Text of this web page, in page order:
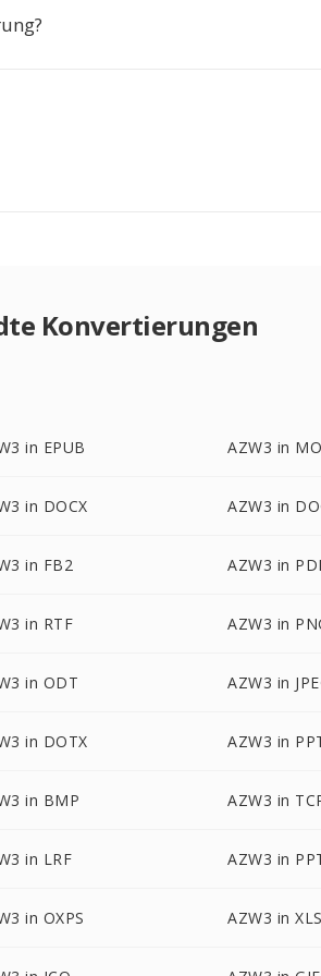
Konvertierungen
in EPUB AZW3 in
in DOCX AZW3 in
in FB2 AZW3 in
in RTF AZW3 in
in ODT AZW3 in
in DOTX AZW3 in
in BMP AZW3 in
in LRF AZW3 in
in OXPS AZW3 in